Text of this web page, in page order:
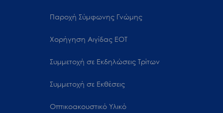
Παροχή Σύμφωνης Γνώμης
Χορήγηση Αιγίδας ΕΟΤ
Συμμετοχή σε Εκδηλώσεις Τρίτων
Συμμετοχή σε Εκθέσεις
Οπτικοακουστικό Υλικό